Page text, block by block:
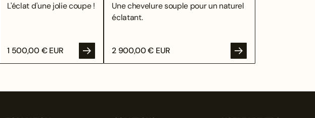
L'éclat d'une jolie coupe !
1 500,00 € EUR
Une chevelure souple pour un naturel
éclatant.
2 900,00 € EUR